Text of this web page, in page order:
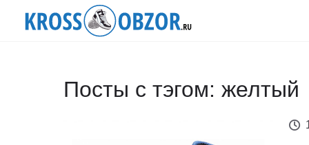
Посты с тэгом: желтый